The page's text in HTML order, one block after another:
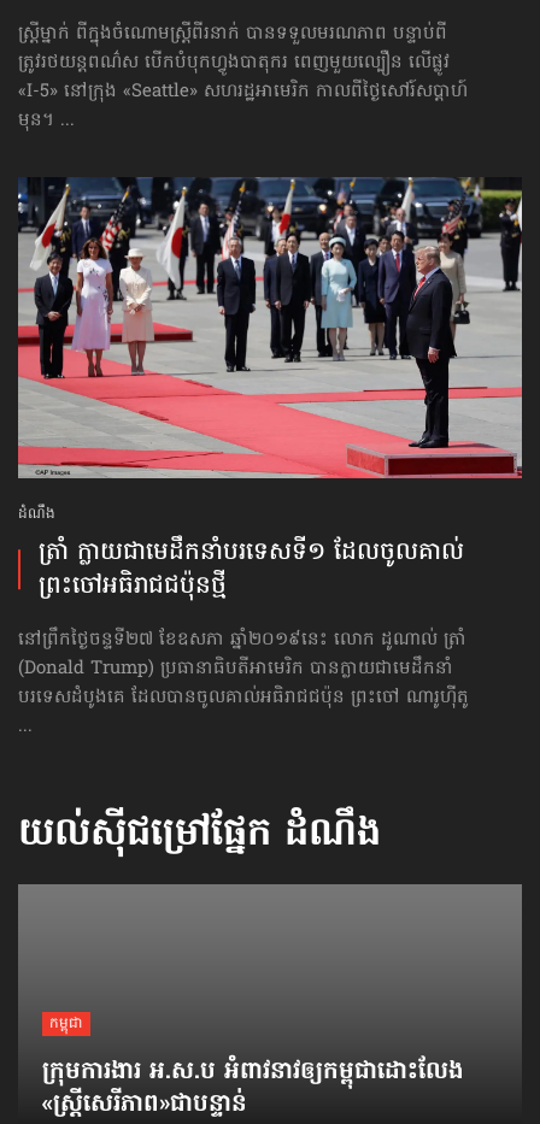
ស្ត្រីម្នាក់ ពីក្នុងចំណោមស្ត្រីពីរនាក់ បានទទួលមរណភាព បន្ទាប់ពី
ត្រូវរថយន្ដពណ៌ស បើកបំបុកហ្វូងបាតុករ ពេញមួយល្បឿន លើផ្លូវ
«I-5» នៅក្រុង «Seattle» សហរដ្ឋ​អាមេរិក កាលពីថ្ងៃសៅរ៍​សប្ដាហ៍
មុន។ ...
ដំណឹង
ត្រាំ ក្លាយជា​មេដឹកនាំ​បរទេស​ទី១ ដែល​​ចូលគាល់​
ព្រះចៅ​អធិរាជ​ជប៉ុន​​​ថ្មី
នៅព្រឹកថ្ងៃចន្ទទី២៧ ខែឧសភា ឆ្នាំ២០១៩នេះ លោក ដូណាល់ ត្រាំ
(Donald Trump) ប្រធានាធិបតីអាមេរិក បាន​ក្លាយជាមេដឹកនាំ
បរទេសដំបូងគេ ដែលបានចូលគាល់អធិរាជជប៉ុន ព្រះចៅ ណារូហ៊ីតូ
...
យល់ស៊ីជម្រៅផ្នែក ដំណឹង
កម្ពុជា
ក្រុមការងារ អ.ស.ប អំពាវនាវ​ឲ្យកម្ពុជា​ដោះលែង​
«ស្ត្រីសេរីភាព»​ជាបន្ទាន់